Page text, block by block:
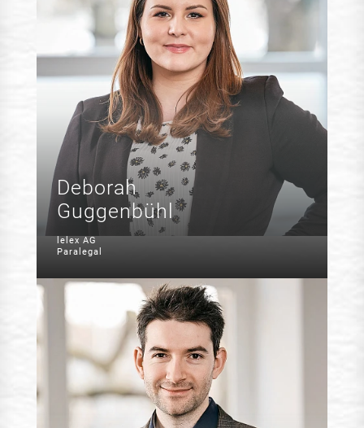
Deborah
Guggenbühl
lelex AG
Paralegal